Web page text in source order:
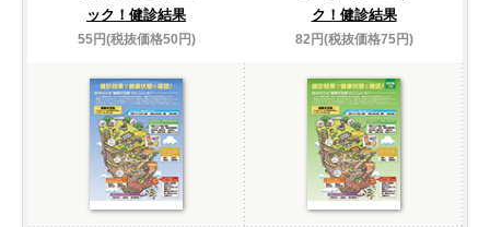
ック！健診結果
55円(税抜価格50円)
ク！健診結果
82円(税抜価格75円)